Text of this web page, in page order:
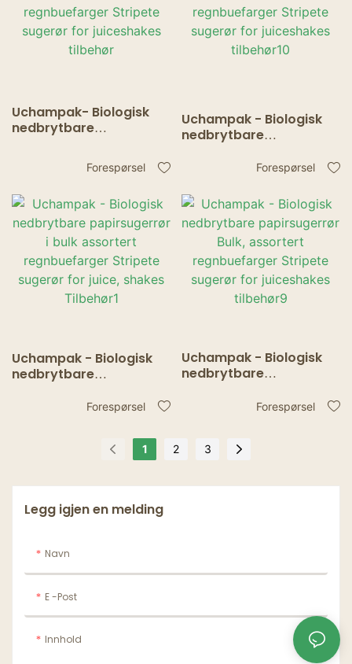
Uchampak- Biologisk
nedbrytbare
regnbuefarger Stripete
sugerør for juiceshakes
tilbehør
Forespørsel
Uchampak - Biologisk
nedbrytbare
sugerør for juiceshakes
tilbehør10
Forespørsel
Uchampak - Biologisk
nedbrytbare
sugerør for juice, shakes
Forespørsel
Uchampak - Biologisk
nedbrytbare
tilbehør9
Forespørsel
1 2 3
Legg igjen en melding
Navn
E -post
Innhold